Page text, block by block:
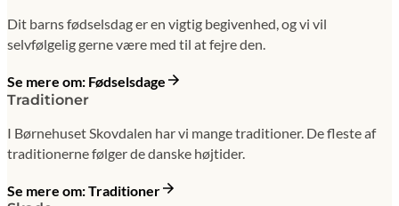
Dit barns fødselsdag er en vigtig begivenhed, og vi vil
selvfølgelig gerne være med til at fejre den.
Se mere om: Fødselsdage
Traditioner
I Børnehuset Skovdalen har vi mange traditioner. De fleste af
traditionerne følger de danske højtider.
Se mere om: Traditioner